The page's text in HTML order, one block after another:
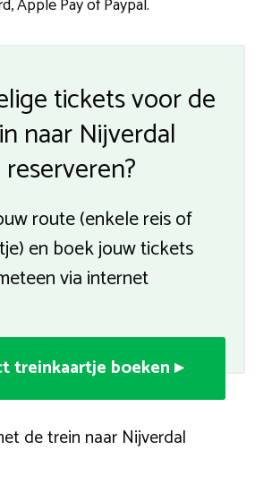
tickets voor de
naar Nijverdal
reserveren?
route (enkele reis of
en boek jouw tickets
via internet
treinkaartje boeken ▸
de trein naar Nijverdal